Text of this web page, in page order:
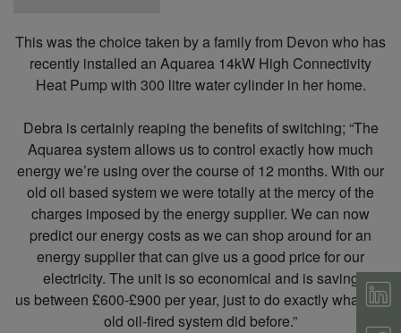
This was the choice taken by a family from Devon who has
recently installed an Aquarea 14kW High Connectivity
Heat Pump with 300 litre water cylinder in her home.
Debra is certainly reaping the benefits of switching; “The
Aquarea system allows us to control exactly how much
energy we’re using over the course of 12 months. With our
old oil based system we were totally at the mercy of the
charges imposed by the energy supplier. We can now
predict our energy costs as we can shop around for an
energy supplier that can give us a good price for our
electricity. The unit is so economical and is saving
us between £600-£900 per year, just to do exactly what our
old oil-fired system did before.”